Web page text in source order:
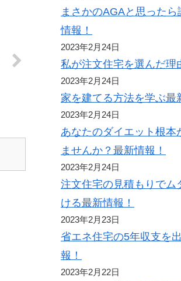
まさかのAGAと思った
情報！
2023年2月24日
私が注文住宅を選んだ理
2023年2月24日
家を建てる方法を学ぶ最
2023年2月24日
あなたのダイエット根本
ませんか？最新情報！
2023年2月24日
注文住宅の見積もりでム
ける最新情報！
2023年2月23日
省エネ住宅の5年収支を
報！
2023年2月22日